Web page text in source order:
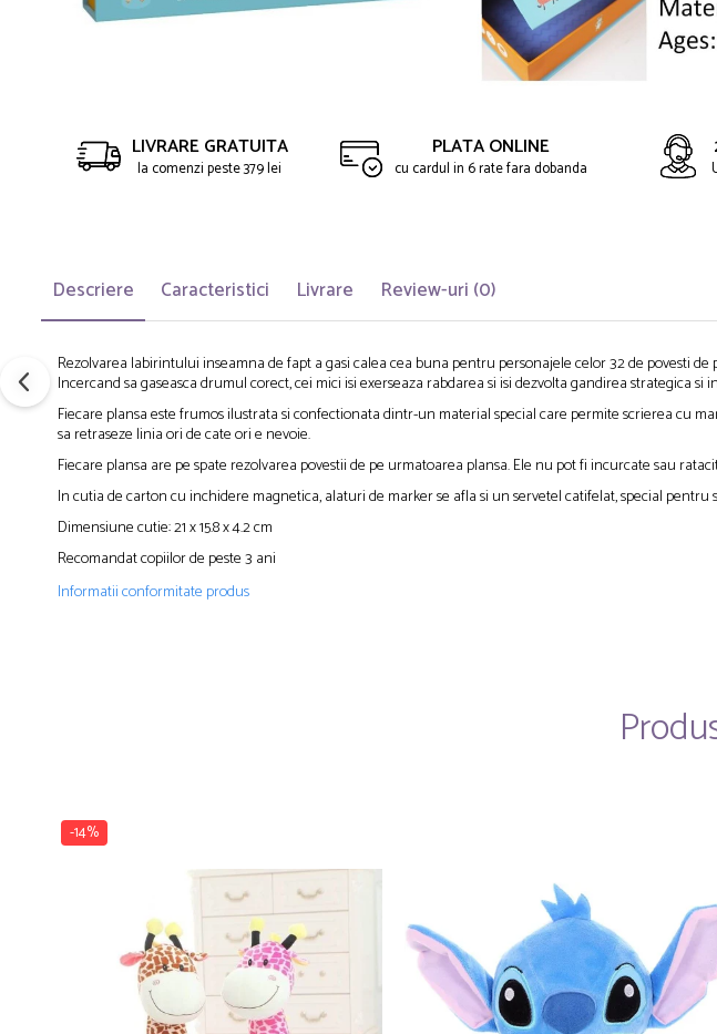
LIVRARE GRATUITA
la comenzi peste 379 lei
PLATA ONLINE
cu cardul in 6 rate fara dobanda
Descriere Caracteristici Livrare Review-uri (0)
Rezolvarea labirintului inseamna de fapt a gasi calea cea buna pentru personajele celor 32 de povesti de
Incercand sa gaseasca drumul corect, cei mici isi exerseaza rabdarea si isi dezvolta gandirea strategica si
Fiecare plansa este frumos ilustrata si confectionata dintr-un material special care permite scrierea cu
sa retraseze linia ori de cate ori e nevoie.
Fiecare plansa are pe spate rezolvarea povestii de pe urmatoarea plansa. Ele nu pot fi incurcate sau
In cutia de carton cu inchidere magnetica, alaturi de marker se afla si un servetel catifelat, special pentru
Dimensiune cutie: 21 x 15.8 x 4.2 cm
Recomandat copiilor de peste 3 ani
Informatii conformitate produs
-14%